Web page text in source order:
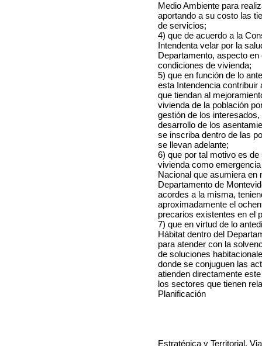
Medio Ambiente para
aportando a su costo las
de servicios;
4) que de acuerdo a la
Intendenta velar por la
Departamento, aspecto
condiciones de vivienda;
5) que en función de lo
esta Intendencia
que tiendan al
vivienda de la población
gestión de los
desarrollo de los
se inscriba dentro de las
se llevan adelante;
6) que por tal motivo es
vivienda como
Nacional que asumiera en
Departamento de
acordes a la misma,
aproximadamente el
precarios existentes en el
7) que en virtud de lo
Hábitat dentro del
para atender con la
de soluciones
donde se conjuguen las
atienden directamente
los sectores que tienen
Planificación
Estratégica y Territorial,